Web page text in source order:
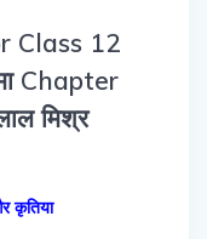
Class 12
Chapter
मिश्र
कृतिया